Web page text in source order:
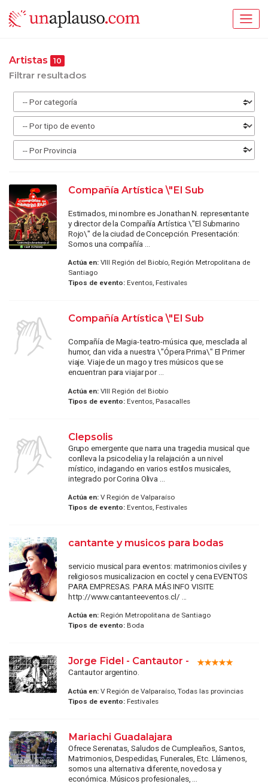
Artistas 10
Filtrar resultados
Compañía Artística \"El Sub
Estimados, mi nombre es Jonathan N. representante
y director de la Compañía Artística \"El Submarino
Rojo\" de la ciudad de Concepción. Presentación:
Somos una compañía ...
Actúa en:VIII Región del Biobío, Región Metropolitana de
Santiago
Tipos de evento:Eventos, Festivales
Compañía Artística \"El Sub
Compañía de Magia-teatro-música que, mesclada al
humor, dan vida a nuestra \"Ópera Prima\" El Primer
viaje. Viaje de un mago y tres músicos que se
encuentran para viajar por ...
Actúa en:VIII Región del Biobío
Tipos de evento:Eventos, Pasacalles
Clepsolis
Grupo emergente que narra una tragedia musical que
conlleva la psicodelia y la relajación a un nivel
místico, indagando en varios estilos musicales,
integrado por Corina Oliva ...
Actúa en:V Región de Valparaíso
Tipos de evento:Eventos, Festivales
cantante y musicos para bodas
servicio musical para eventos: matrimonios civiles y
religiosos musicalizacion en coctel y cena EVENTOS
PARA EMPRESAS. PARA MÁS INFO VISITE
http://www.cantanteeventos.cl/ ...
Actúa en:Región Metropolitana de Santiago
Tipos de evento:Boda
Jorge Fidel - Cantautor -
Cantautor argentino.
Actúa en:V Región de Valparaíso, Todas las provincias
Tipos de evento:Festivales
Mariachi Guadalajara
Ofrece Serenatas, Saludos de Cumpleaños, Santos,
Matrimonios, Despedidas, Funerales, Etc. Llámenos,
somos una alternativa diferente, novedosa y
económica. Músicos profesionales, ...